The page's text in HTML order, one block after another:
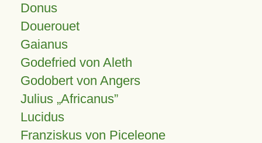
Donus
Douerouet
Gaianus
Godefried von Aleth
Godobert von Angers
Julius Africanus
Lucidus
Franziskus von Piceleone